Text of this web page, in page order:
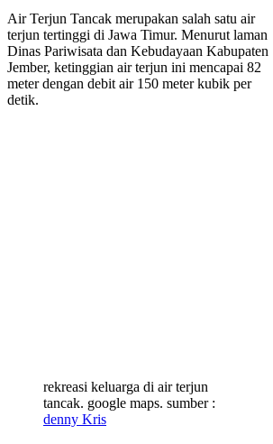
Air Terjun Tancak merupakan salah satu air
terjun tertinggi di Jawa Timur. Menurut laman
Dinas Pariwisata dan Kebudayaan Kabupaten
Jember, ketinggian air terjun ini mencapai 82
meter dengan debit air 150 meter kubik per
detik.
rekreasi keluarga di air terjun
tancak. google maps. sumber :
denny Kris